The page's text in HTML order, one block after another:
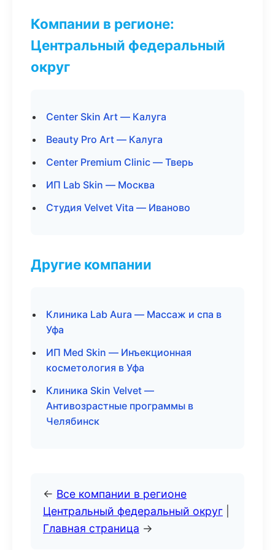
Компании в регионе:
Центральный федеральный
округ
Center Skin Art — Калуга
Beauty Pro Art — Калуга
Center Premium Clinic — Тверь
ИП Lab Skin — Москва
Студия Velvet Vita — Иваново
Другие компании
Клиника Lab Aura — Массаж и спа в
Уфа
ИП Med Skin — Инъекционная
косметология в Уфа
Клиника Skin Velvet —
Антивозрастные программы в
Челябинск
← Все компании в регионе
Центральный федеральный округ
Главная страница →